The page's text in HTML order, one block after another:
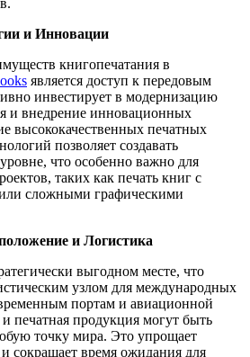
и Инновации
книгопечатания в
является доступ к передовым
инвестирует в модернизацию
и внедрение инновационных
высококачественных печатных
позволяет создавать
что особенно важно для
таких как печать книг с
сложными графическими
и Логистика
выгодном месте, что
узлом для международных
портам и авиационной
печатная продукция могут быть
точку мира. Это упрощает
сокращает время ожидания для